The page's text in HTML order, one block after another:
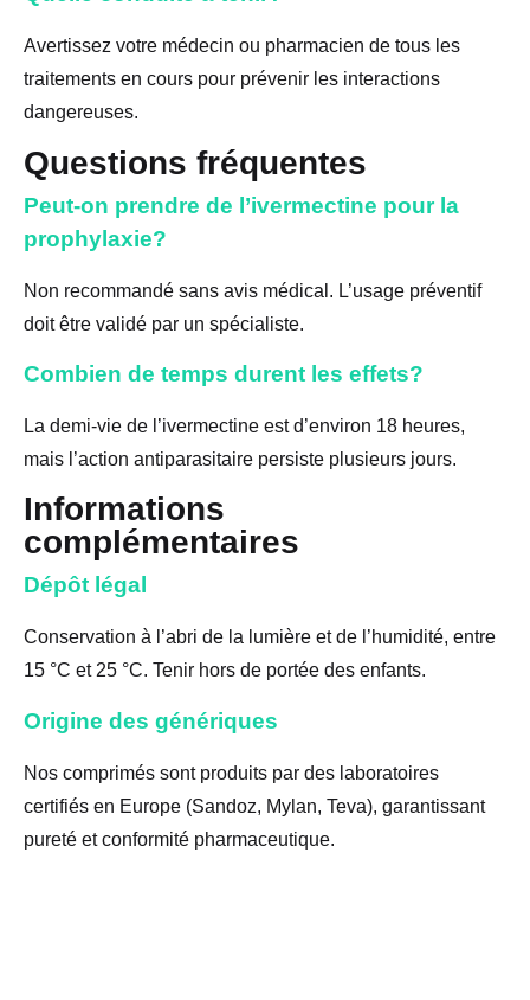
Avertissez votre médecin ou pharmacien de tous les
traitements en cours pour prévenir les interactions
dangereuses.
Questions fréquentes
Peut-on prendre de l’ivermectine pour la
prophylaxie?
Non recommandé sans avis médical. L’usage préventif
doit être validé par un spécialiste.
Combien de temps durent les effets?
La demi-vie de l’ivermectine est d’environ 18 heures,
mais l’action antiparasitaire persiste plusieurs jours.
Informations
complémentaires
Dépôt légal
Conservation à l’abri de la lumière et de l’humidité, entre
15 °C et 25 °C. Tenir hors de portée des enfants.
Origine des génériques
Nos comprimés sont produits par des laboratoires
certifiés en Europe (Sandoz, Mylan, Teva), garantissant
pureté et conformité pharmaceutique.